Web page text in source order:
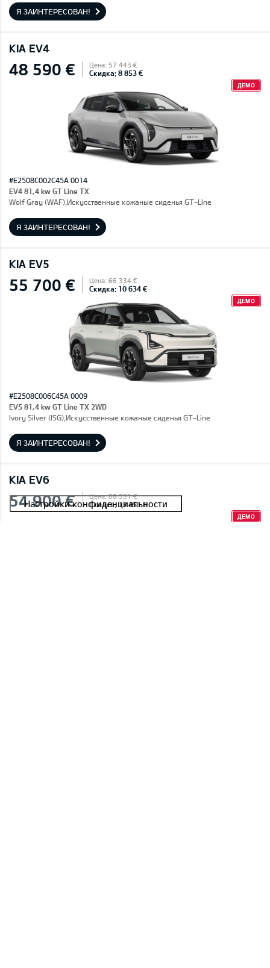
Я ЗАИНТЕРЕСОВАН!
KIA EV4
48 590 € Цена: 57 443 €
Скидка: 8 853 €
ДЕМО
#E2508C002C45A 0014
EV4 81,4 kw GT Line TX
Wolf Gray (WAF),Искусственные кожаные сиденья GT-Line
Я ЗАИНТЕРЕСОВАН!
KIA EV5
55 700 € Цена: 66 334 €
Скидка: 10 634 €
ДЕМО
#E2508C006C45A 0009
EV5 81,4 kw GT Line TX 2WD
Ivory Silver (ISG),Искусственные кожаные сиденья GT-Line
Я ЗАИНТЕРЕСОВАН!
KIA EV6
54 900 € Цена: 68 351 €
Скидка: 13 451 €
ДЕМО